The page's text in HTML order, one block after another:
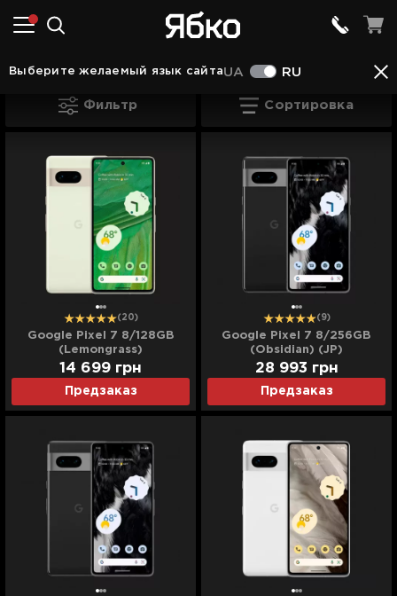
Выберите желаемый язык сайтаUA RU
Смартфоны во Львове Смартфоны Google
Google Pixel 7 во Львове
Фильтр Сортировка
(20)
Google Pixel 7 8/128GB
(Lemongrass)
Предзаказ
14 699 грн
(9)
Google Pixel 7 8/256GB
(Obsidian) (JP)
Предзаказ
28 993 грн